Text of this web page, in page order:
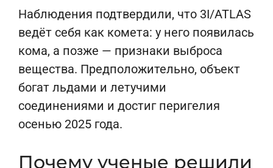
Наблюдения подтвердили, что 3I/ATLAS
ведёт себя как комета: у него появилась
кома, а позже — признаки выброса
вещества. Предположительно, объект
богат льдами и летучими
соединениями и достиг перигелия
осенью 2025 года.
Почему ученые решили